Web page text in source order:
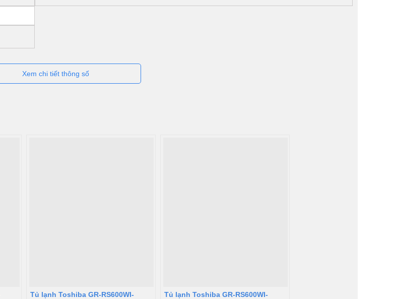
Xem chi tiết thông số
Tủ lạnh Toshiba GR-RS600WI-
Tủ lạnh Toshiba GR-RS600WI-